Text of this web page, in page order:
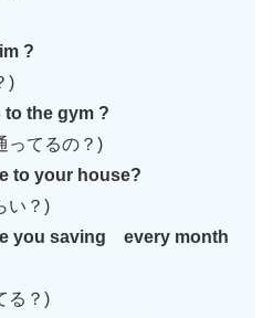
?
)
to the gym ?
ってるの？)
to your house?
い？)
you saving every month
る？)